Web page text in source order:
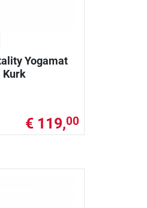
Yogamat
Kurk
€ 119,00